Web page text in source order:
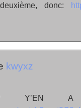
donc:
kwyxz
Y’EN A